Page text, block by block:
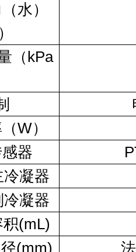
水）
）
（kPa
W）
器
冷凝器
冷凝器
(mL)
(mm)